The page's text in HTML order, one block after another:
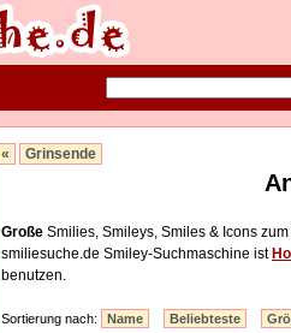
« Grinsende
Große Smilies, Smileys, Smiles & Icons
smiliesuche.de Smiley-Suchmaschine ist
benutzen.
Sortierung nach: Name Beliebteste